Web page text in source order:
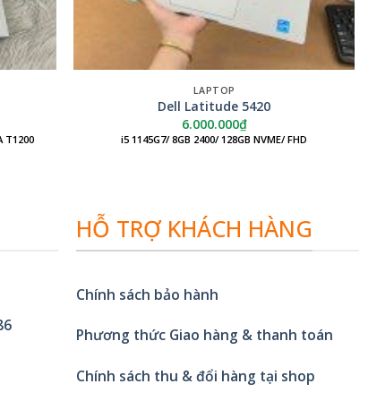
T1200
LAPTOP
Dell Latitude 5420
6.000.000₫
i5 1145G7/ 8GB 2400/ 128GB NVME/ FHD
HỖ TRỢ KHÁCH HÀNG
Chính sách bảo hành
Phương thức Giao hàng & thanh toán
Chính sách thu & đổi hàng tại shop